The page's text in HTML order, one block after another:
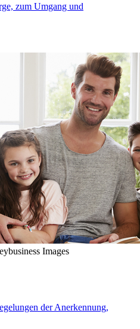
zum Umgang und
Images
der Anerkennung,